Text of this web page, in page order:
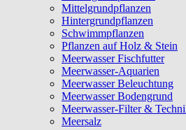
Mittelgrundpflanzen
Hintergrundpflanzen
Schwimmpflanzen
Pflanzen auf Holz & Stein
Meerwasser Fischfutter
Meerwasser-Aquarien
Meerwasser Beleuchtung
Meerwasser Bodengrund
Meerwasser-Filter &
Meersalz